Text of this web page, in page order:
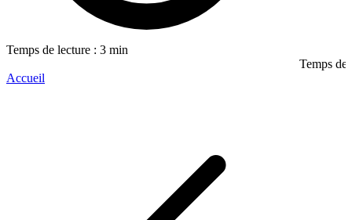
Temps de lecture : 3 min
Temps de
Accueil